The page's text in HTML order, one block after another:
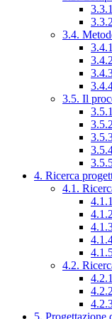
3.4.
3.5. Il
4. Ricerca
4.1.
4.2.
5. Progettazione